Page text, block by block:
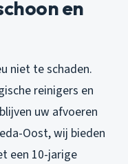
en
niet te schaden.
reinigers en
uw afvoeren
Oost, wij bieden
een 10-jarige